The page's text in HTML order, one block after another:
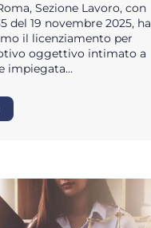
Sezione Lavoro, con
del 19 novembre 2025, ha
il licenziamento per
oggettivo intimato a
impiegata…